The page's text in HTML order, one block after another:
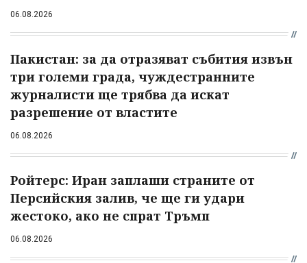
06.08.2026
Пакистан: за да отразяват събития извън
три големи града, чуждестранните
журналисти ще трябва да искат
разрешение от властите
06.08.2026
Ройтерс: Иран заплаши страните от
Персийския залив, че ще ги удари
жестоко, ако не спрат Тръмп
06.08.2026